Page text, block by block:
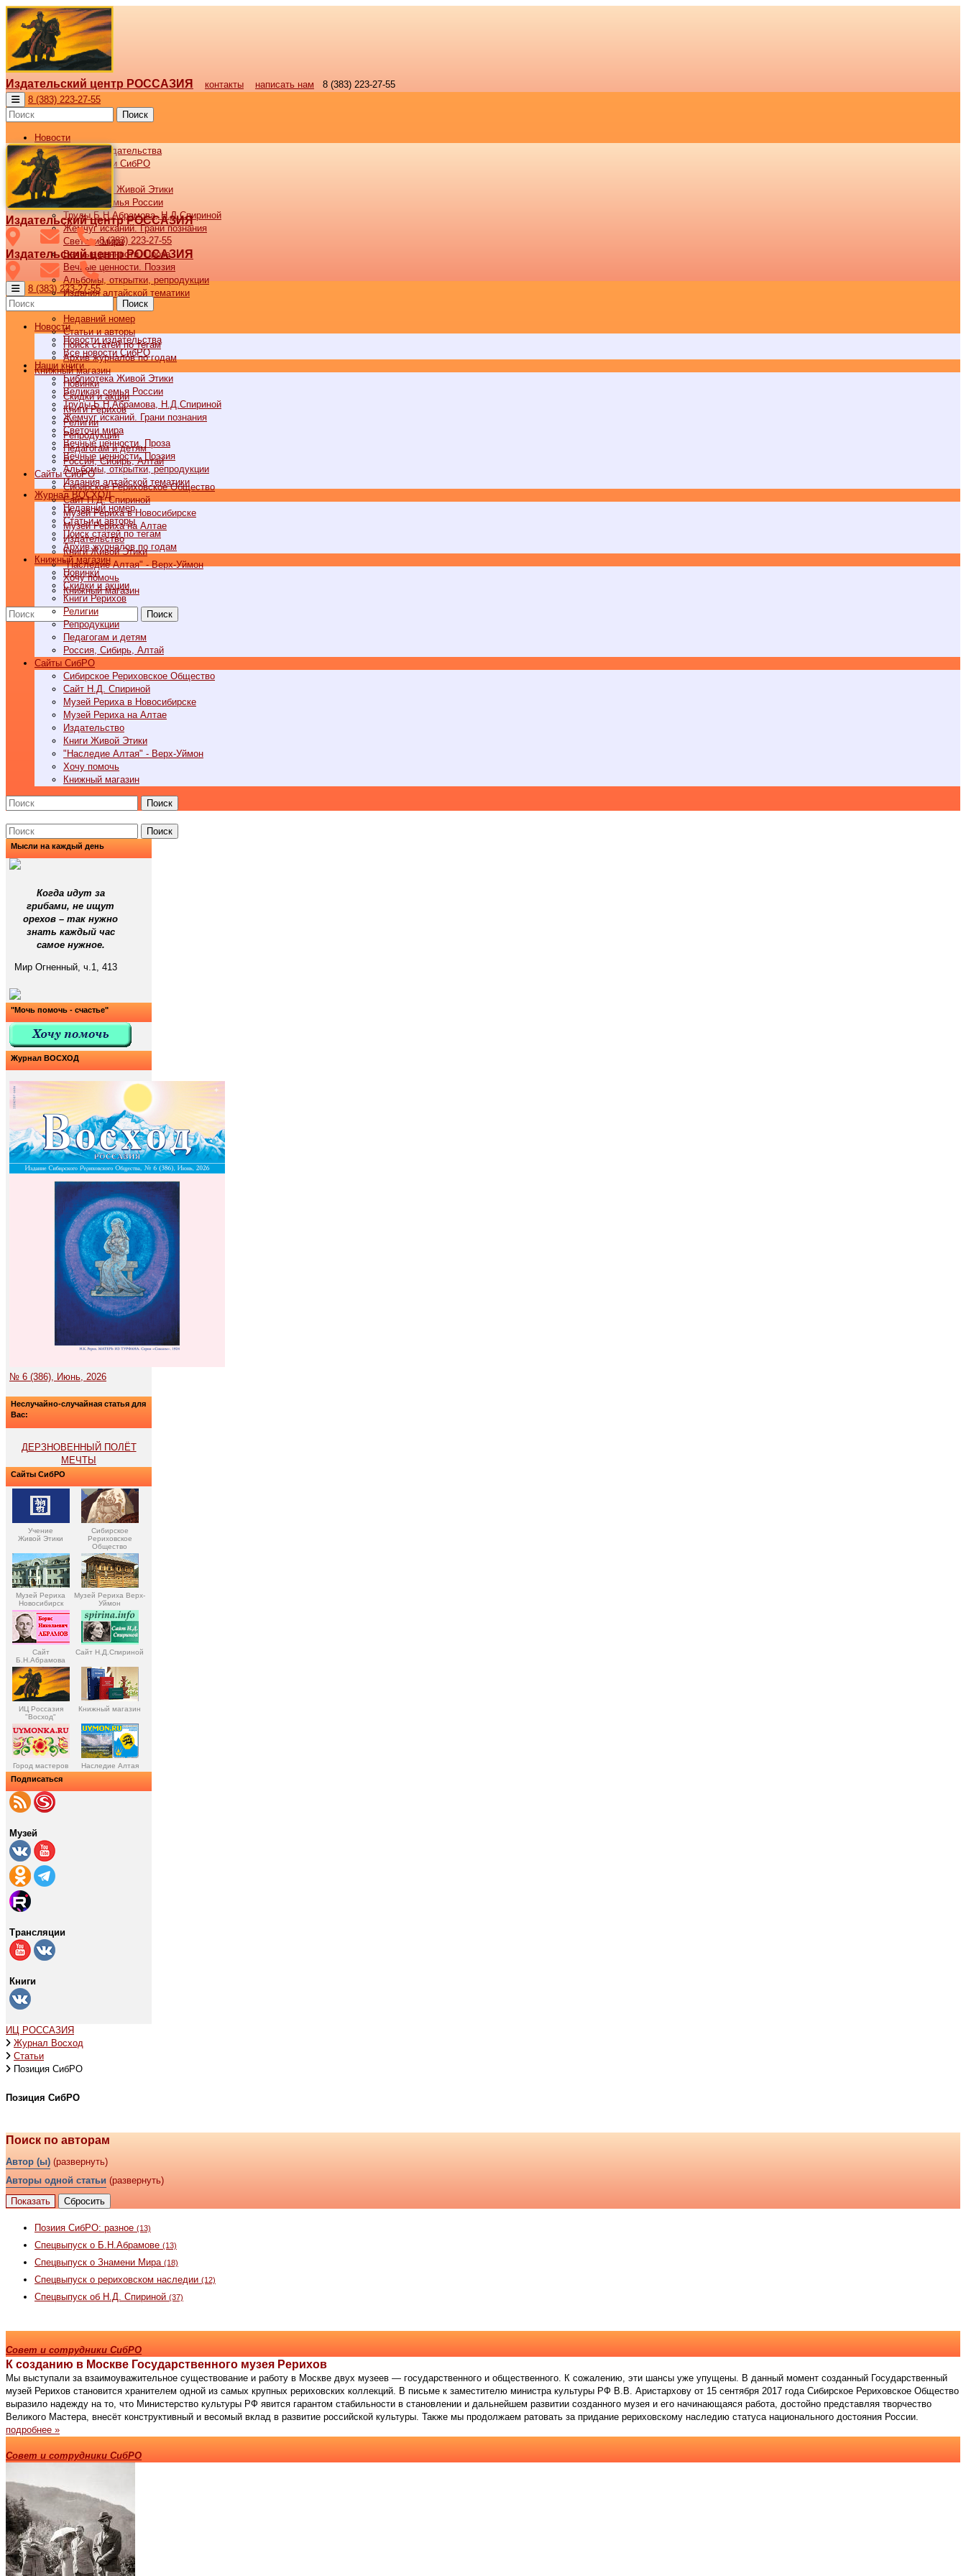
Издательский центр РОССАЗИЯ контакты написать нам
8 (383) 223-27-55
8 (383) 223-27-55
Поиск
Новости
Новости издательства
Все новости СибРО
Наши книги
Библиотека Живой Этики
Великая семья России
Труды Б.Н.Абрамова, Н.Д.Спириной
Жемчуг исканий. Грани познания
Светочи мира
Вечные ценности. Проза
Вечные ценности. Поэзия
Альбомы, открытки, репродукции
Издания алтайской тематики
Недавний номер
Статьи и авторы
Поиск статей по тегам
Архив журналов по годам
Книжный магазин
Новинки
Скидки и акции
Книги Рерихов
Религии
Репродукции
Педагогам и детям
Россия, Сибирь, Алтай
Cайты СибРО
Сибирское Рериховское Общество
Сайт Н.Д. Спириной
Музей Рериха в Новосибирске
Музей Рериха на Алтае
Издательство
Книги Живой Этики
"Наследие Алтая" - Верх-Уймон
Хочу помочь
Книжный магазин
Поиск
Издательский центр РОССАЗИЯ
8 (383) 223-27-55
Издательский центр РОССАЗИЯ
8 (383) 223-27-55
Поиск
Новости
Новости издательства
Все новости СибРО
Наши книги
Библиотека Живой Этики
Великая семья России
Труды Б.Н.Абрамова, Н.Д.Спириной
Жемчуг исканий. Грани познания
Светочи мира
Вечные ценности. Проза
Вечные ценности. Поэзия
Альбомы, открытки, репродукции
Издания алтайской тематики
Журнал ВОСХОД
Недавний номер
Статьи и авторы
Поиск статей по тегам
Архив журналов по годам
Книжный магазин
Новинки
Скидки и акции
Книги Рерихов
Религии
Репродукции
Педагогам и детям
Россия, Сибирь, Алтай
Cайты СибРО
Сибирское Рериховское Общество
Сайт Н.Д. Спириной
Музей Рериха в Новосибирске
Музей Рериха на Алтае
Издательство
Книги Живой Этики
"Наследие Алтая" - Верх-Уймон
Хочу помочь
Книжный магазин
Поиск
Поиск
Мысли на каждый день
Когда идут за
грибами, не ищут
орехов – так нужно
знать каждый час
самое нужное.
Мир Огненный, ч.1, 413
"Мочь помочь - счастье"
Журнал ВОСХОД
№ 6 (386), Июнь, 2026
Неслучайно-случайная статья для
Вас:
ДЕРЗНОВЕННЫЙ ПОЛЁТ
МЕЧТЫ
Сайты СибРО
Учение
Живой Этики
Сибирское
Рериховское
Общество
Музей Рериха
Новосибирск
Музей Рериха Верх-
Уймон
Сайт
Б.Н.Абрамова
Сайт Н.Д.Спириной
ИЦ Россазия
"Восход"
Книжный магазин
Город мастеров Наследие Алтая
Подписаться
Музей
Трансляции
Книги
ИЦ РОССАЗИЯ
Журнал Восход
Статьи
Позиция СибРО
Позиция СибРО
Поиск по авторам
Автор (ы) (развернуть)
Авторы одной статьи (развернуть)
Позиия СибРО: разное (13)
Спецвыпуск о Б.Н.Абрамове (13)
Спецвыпуск о Знамени Мира (18)
Спецвыпуск о рериховском наследии (12)
Спецвыпуск об Н.Д. Спириной (37)
Совет и сотрудники СибРО
К созданию в Москве Государственного музея Рерихов
Мы выступали за взаимоуважительное существование и работу в Москве двух музеев — государственного и общественного. К сожалению, эти шансы уже упущены. В данный момент созданный Государственный
музей Рерихов становится хранителем одной из самых крупных рериховских коллекций. В письме к заместителю министра культуры РФ В.В. Аристархову от 15 сентября 2017 года Сибирское Рериховское Общество
выразило надежду на то, что Министерство культуры РФ явится гарантом стабильности в становлении и дальнейшем развитии созданного музея и его начинающаяся работа, достойно представляя творчество
Великого Мастера, внесёт конструктивный и весомый вклад в развитие российской культуры. Также мы продолжаем ратовать за придание рериховскому наследию статуса национального достояния России.
подробнее »
Совет и сотрудники СибРО